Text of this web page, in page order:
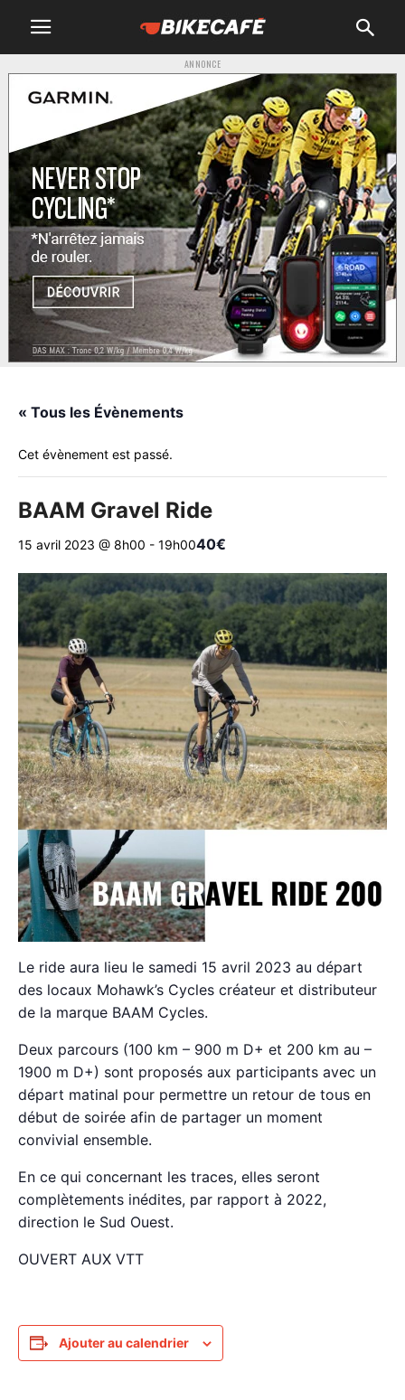
ANNONCE
« Tous les Évènements
Cet évènement est passé.
BAAM Gravel Ride
15 avril 2023 @ 8h00 - 19h0040€
Le ride aura lieu le samedi 15 avril 2023 au départ
des locaux Mohawk’s Cycles créateur et distributeur
de la marque BAAM Cycles.
Deux parcours (100 km – 900 m D+ et 200 km au –
1900 m D+) sont proposés aux participants avec un
départ matinal pour permettre un retour de tous en
début de soirée afin de partager un moment
convivial ensemble.
En ce qui concernant les traces, elles seront
complètements inédites, par rapport à 2022,
direction le Sud Ouest.
OUVERT AUX VTT
Ajouter au calendrier